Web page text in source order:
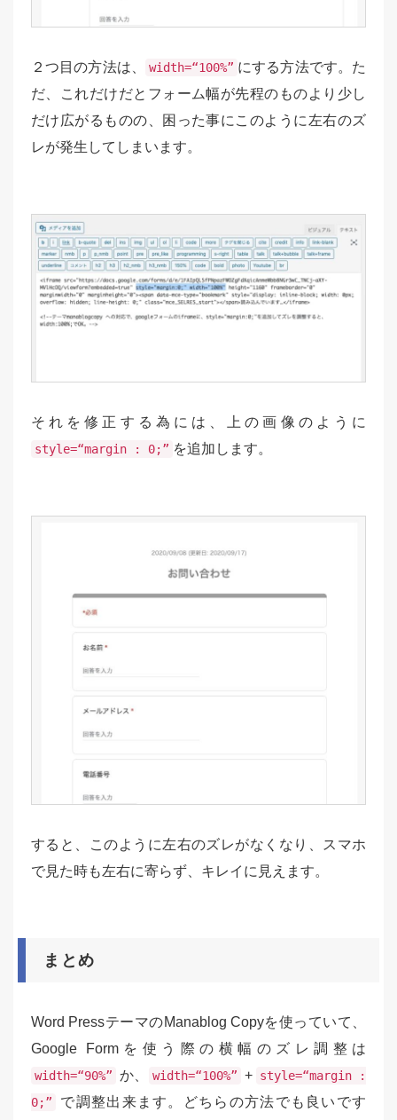
２つ目の方法は、 width=“100%” にする方法です。た
だ、これだけだとフォーム幅が先程のものより少し
だけ広がるものの、困った事にこのように左右のズ
レが発生してしまいます。
それを修正する為には、上の画像のように
style=“margin : 0;” を追加します。
すると、このように左右のズレがなくなり、スマホ
で見た時も左右に寄らず、キレイに見えます。
まとめ
Word PressテーマのManablog Copyを使っていて、
Google Formを使う際の横幅のズレ調整は
width=“90%” か、 width=“100%” + style=“margin :
0;”
で調整出来ます。どちらの方法でも良いです